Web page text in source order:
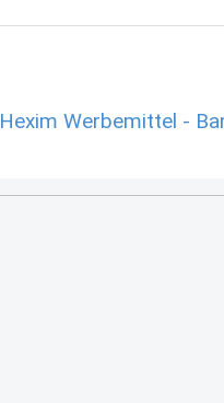
Hexim Werbemittel -